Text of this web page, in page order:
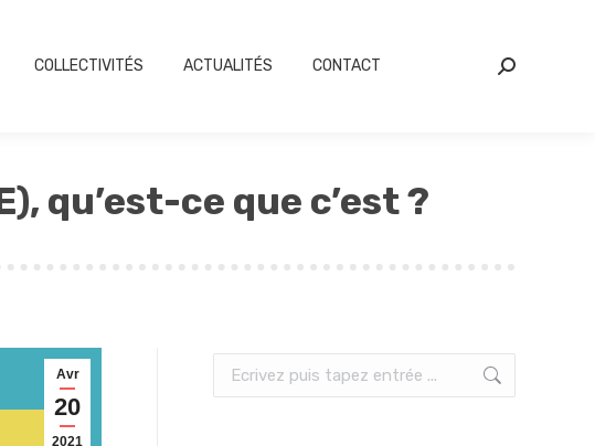
COLLECTIVITÉS ACTUALITÉS CONTACT Search:
qu’est-ce que c’est ?
Avr
20
2021
Search: